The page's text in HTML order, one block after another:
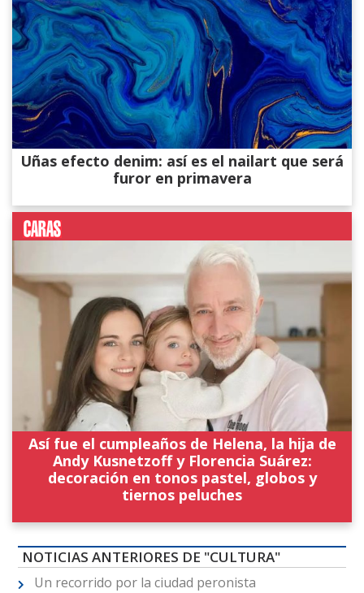
Uñas efecto denim: así es el nailart que será
furor en primavera
Así fue el cumpleaños de Helena, la hija de
Andy Kusnetzoff y Florencia Suárez:
decoración en tonos pastel, globos y
tiernos peluches
NOTICIAS ANTERIORES DE "CULTURA"
Un recorrido por la ciudad peronista